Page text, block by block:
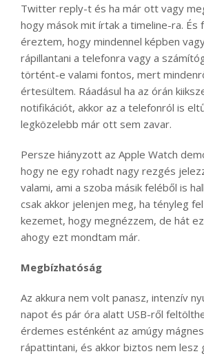
Twitter reply-t és ha már ott vagy
hogy mások mit írtak a timeline-ra. És
éreztem, hogy mindennel képben
rápillantani a telefonra vagy a
történt-e valami fontos, mert
értesültem. Ráadásul ha az órán
notifikációt, akkor az a telefonról is
legközelebb már ott sem zavar.
Persze hiányzott az Apple Watch
hogy ne egy rohadt nagy rezgés
valami, ami a szoba másik feléből is
csak akkor jelenjen meg, ha tényleg
kezemet, hogy megnézzem, de hát
ahogy ezt mondtam már.
Megbízhatóság
Az akkura nem volt panasz, intenzív
napot és pár óra alatt USB-ről
érdemes esténként az amúgy
rápattintani, és akkor biztos nem lesz